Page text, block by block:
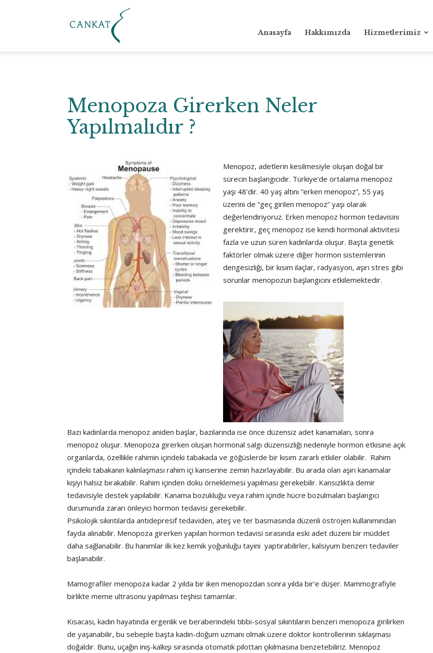
Anasayfa Hakkımızda Hizmetlerimiz
Menopoza Girerken Neler
Yapılmalıdır ?
Menopoz, adetlerin kesilmesiyle oluşan doğal bir
sürecin başlangıcıdır. Türkiye’de ortalama menopoz
yaşı 48’dir. 40 yaş altını “erken menopoz”, 55 yaş
üzerini de “geç girilen menopoz” yaşı olarak
değerlendiriyoruz. Erken menopoz hormon tedavisini
gerektirir, geç menopoz ise kendi hormonal aktivitesi
fazla ve uzun süren kadınlarda oluşur. Başta genetik
faktörler olmak üzere diğer hormon sistemlerinin
dengesizliği, bir kısım ilaçlar, radyasyon, aşırı stres gibi
sorunlar menopozun başlangıcını etkilemektedir.
Bazı kadınlarda menopoz aniden başlar, bazılarında ise önce düzensiz adet kanamaları, sonra
menopoz oluşur. Menopoza girerken oluşan hormonal salgı düzensizliği nedeniyle hormon etkisine açık
organlarda, özellikle rahimin içindeki tabakada ve göğüslerde bir kısım zararlı etkiler olabilir. Rahim
içindeki tabakanın kalınlaşması rahim içi kanserine zemin hazırlayabilir. Bu arada olan aşırı kanamalar
kişiyi halsiz bırakabilir. Rahim içinden doku örneklemesi yapılması gerekebilir. Kansızlıkta demir
tedavisiyle destek yapılabilir. Kanama bozukluğu veya rahim içinde hücre bozulmaları başlangıcı
durumunda zararı önleyici hormon tedavisi gerekebilir.
Psikolojik sıkıntılarda antidepresif tedaviden, ateş ve ter basmasında düzenli östrojen kullanımından
fayda alınabilir. Menopoza girerken yapılan hormon tedavisi sırasında eski adet düzeni bir müddet
daha sağlanabilir. Bu hanımlar ilk kez kemik yoğunluğu tayini yaptırabilirler, kalsiyum benzeri tedaviler
başlanabilir.
Mamografiler menopoza kadar 2 yılda bir iken menopozdan sonra yılda bir’e düşer. Mammografiyle
birlikte meme ultrasonu yapılması teşhisi tamamlar.
Kısacası, kadın hayatında ergenlik ve beraberindeki tıbbi-sosyal sıkıntıların benzeri menopoza girilirken
de yaşanabilir, bu sebeple başta kadın-doğum uzmanı olmak üzere doktor kontrollerinin sıklaşması
doğaldır. Bunu, uçağın iniş-kalkışı sırasında otomatik pilottan çıkılmasına benzetebiliriz. Menopoz